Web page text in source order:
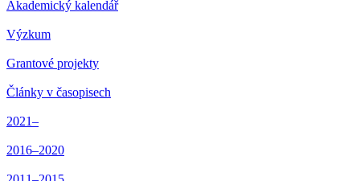
Akademický kalendář
Výzkum
Grantové projekty
Články v časopisech
2021–
2016–2020